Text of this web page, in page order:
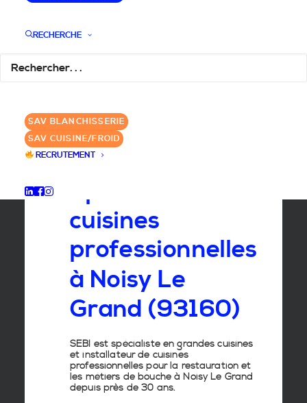
RECHERCHE
SAV BLANCHISSERIE
SAV CUISINE/FROID
RECRUTEMENT
✆ 09 78 083 083
GROUPE SEBI
Spécialiste
cuisines
professionnelles
à Noisy Le
Grand (93160)
SEBI est spécialiste en grandes cuisines
et installateur de cuisines
professionnelles pour la restauration et
les métiers de bouche à Noisy Le Grand
depuis près de 30 ans.